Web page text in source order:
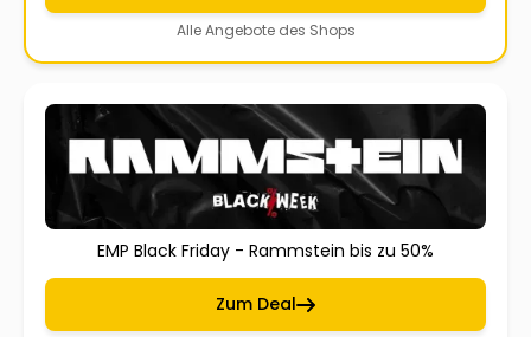
Alle Angebote des Shops
EMP Black Friday - Rammstein bis zu 50%
Zum Deal